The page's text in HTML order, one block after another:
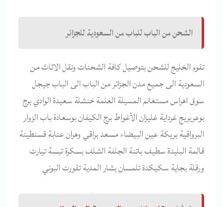
الشحن من الباب للباب من السعودية للجزائر
تقوم الخليج للشحن بتوصيل كافة الشحنات ونقل الاثاث من
السعودية الى جميع مدن الجزائر من الباب الى الباب جيجل
سوق اهراس مستغانم المسيلة العلمة خنشلة سعيدة الوادي برج
بوعريريج غرداية غليزان الأغواط برج الكيفان بوسعادة باب الزوار
البرواقية بريكة عين البيضاء مسعد براقي وهران عنابة قسنطينة
قالمة البليدة سطيف باتنة الجلفة الشلف بسكرة تبسة تيارت
ورقلة بجاية سكيكدة تلمسان بشار المدية تقورت البوني